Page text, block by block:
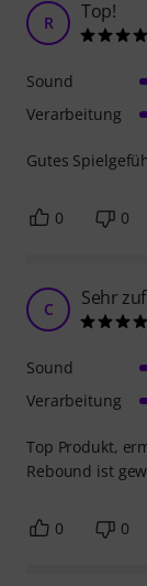
R Top!
Gutes
Sound
Verarbeitung
0 0
C Sehr
Top Produkt,
Rebound ist
Sound
Verarbeitung
0 0